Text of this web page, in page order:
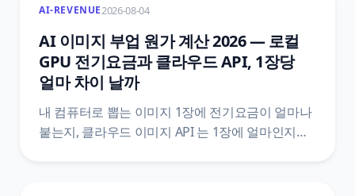
갖추는 2단이 어떻게 나뉘는지, 한 단만 빠져도 왜
거절이 성립하지 않는지까지 조문 번호와 함께
짚었어요.
AI-REVENUE2026-08-04
AI 이미지 부업 원가 계산 2026 — 로컬
GPU 전기요금과 클라우드 API, 1장당
얼마 차이 날까
내 컴퓨터로 뽑는 이미지 1장에 전기요금이 얼마나
붙는지, 클라우드 이미지 API 는 1장에 얼마인지를